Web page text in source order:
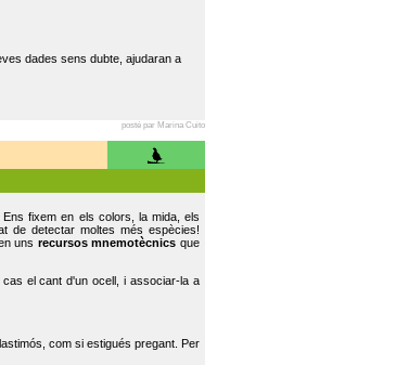
dades sens dubte, ajudaran a
posté par Marina Cuito
fixem en els colors, la mida, els
de detectar moltes més espècies!
uns recursos mnemotècnics que
el cant d'un ocell, i associar-la a
com si estigués pregant. Per